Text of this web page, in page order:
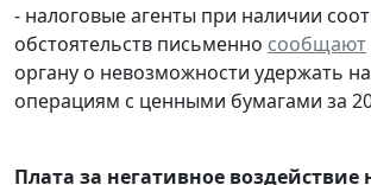
- налоговые агенты при наличии
обстоятельств письменно сообщают
органу о невозможности удержать
операциям с ценными бумагами за
Плата за негативное воздействие